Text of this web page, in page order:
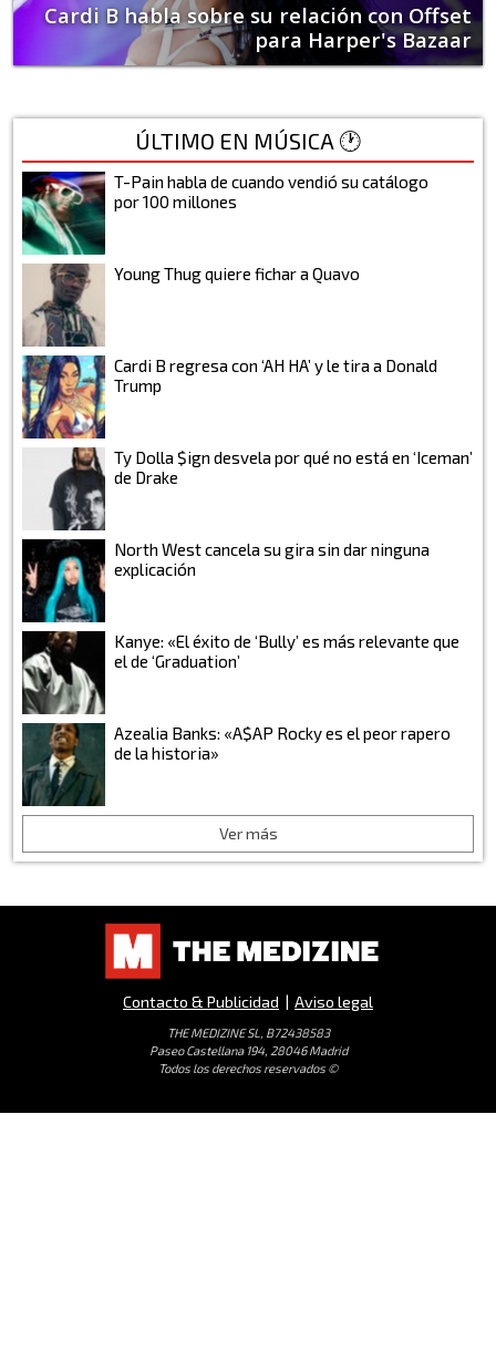
Cardi B habla sobre su relación con Offset
para Harper's Bazaar
ÚLTIMO EN MÚSICA 🕐
T-Pain habla de cuando vendió su catálogo
por 100 millones
Young Thug quiere fichar a Quavo
Cardi B regresa con ‘AH HA’ y le tira a Donald
Trump
Ty Dolla $ign desvela por qué no está en ‘Iceman’
de Drake
North West cancela su gira sin dar ninguna
explicación
Kanye: «El éxito de ‘Bully’ es más relevante que
el de ‘Graduation’
Azealia Banks: «A$AP Rocky es el peor rapero
de la historia»
Ver más
Contacto & Publicidad | Aviso legal
THE MEDIZINE SL, B72438583
Paseo Castellana 194, 28046 Madrid
Todos los derechos reservados ©